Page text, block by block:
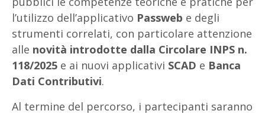
l’utilizzo dell’applicativo Passweb e degli
strumenti correlati, con particolare attenzione
alle novità introdotte dalla Circolare INPS n.
118/2025 e ai nuovi applicativi SCAD e Banca
Dati Contributivi.
Al termine del percorso, i partecipanti saranno